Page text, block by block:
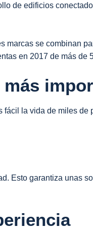
de edificios
se combinan
en 2017 de más de
la vida de miles de
Esto garantiza unas